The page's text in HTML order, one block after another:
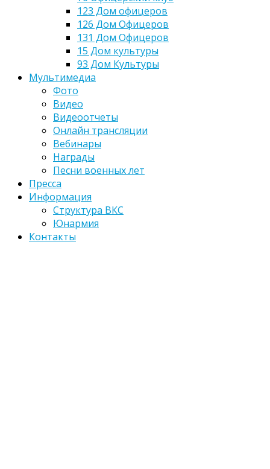
123 Дом офицеров
126 Дом Офицеров
131 Дом Офицеров
15 Дом культуры
93 Дом Культуры
Мультимедиа
Фото
Видео
Видеоотчеты
Онлайн трансляции
Вебинары
Награды
Песни военных лет
Пресса
Информация
Структура ВКС
Юнармия
Контакты